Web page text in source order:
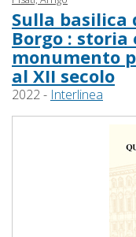
Sulla basilica
Borgo :
monumento
al XII secolo
2022 - Interlinea